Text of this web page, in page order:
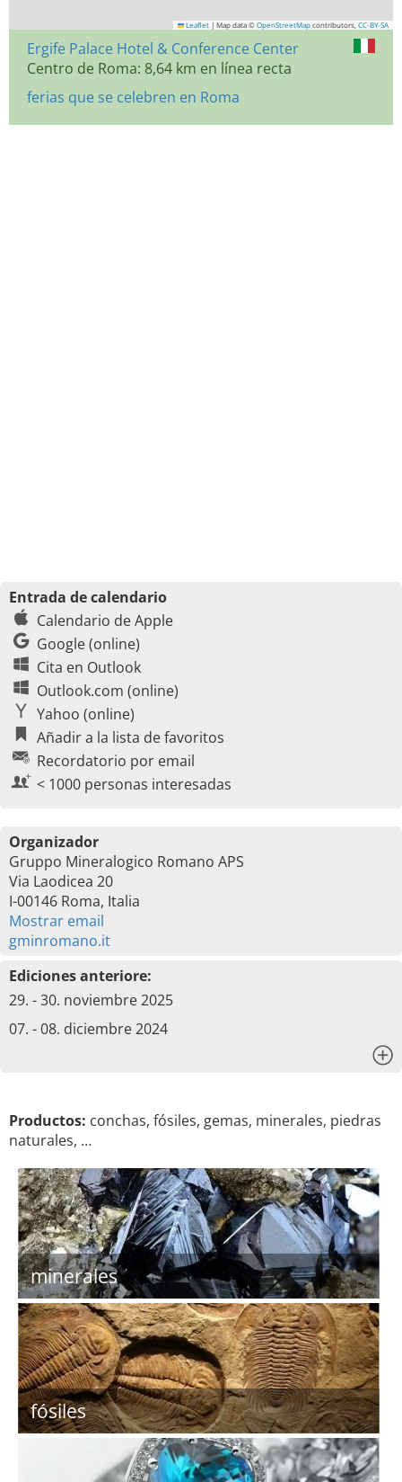
Leaflet | Map data © OpenStreetMap contributors, CC-BY-SA
Ergife Palace Hotel & Conference Center
Centro de Roma: 8,64 km en línea recta
ferias que se celebren en Roma
Entrada de calendario
Calendario de Apple
Google (online)
Cita en Outlook
Outlook.com (online)
Yahoo (online)
Añadir a la lista de favoritos
Recordatorio por email
< 1000 personas interesadas
Organizador
Gruppo Mineralogico Romano APS
Via Laodicea 20
I-00146 Roma, Italia
Mostrar email
gminromano.it
Ediciones anteriore:
29. - 30. noviembre 2025
07. - 08. diciembre 2024
Productos: conchas, fósiles, gemas, minerales, piedras
naturales, …
minerales
fósiles